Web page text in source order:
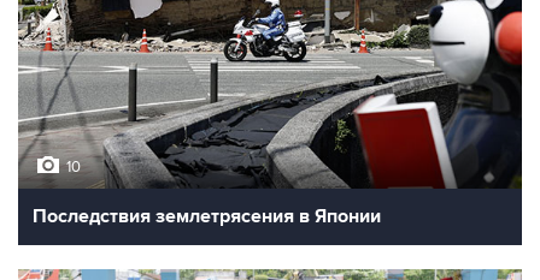
10
Последствия землетрясения в Японии